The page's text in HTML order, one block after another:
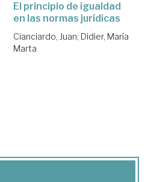
El principio de igualdad
en las normas jurídicas
Cianciardo, Juan; Didier, María
Marta